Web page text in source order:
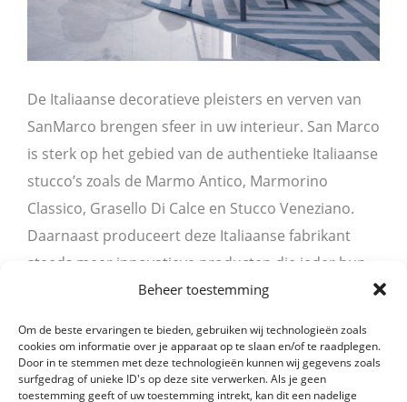
Beheer toestemming
Om de beste ervaringen te bieden, gebruiken wij technologieën zoals
cookies om informatie over je apparaat op te slaan en/of te raadplegen.
Door in te stemmen met deze technologieën kunnen wij gegevens zoals
surfgedrag of unieke ID's op deze site verwerken. Als je geen
toestemming geeft of uw toestemming intrekt, kan dit een nadelige
De Italiaanse decoratieve pleisters en verven van
SanMarco brengen sfeer in uw interieur. San Marco
is sterk op het gebied van de authentieke Italiaanse
stucco’s zoals de Marmo Antico, Marmorino
Classico, Grasello Di Calce en Stucco Veneziano.
Daarnaast produceert deze Italiaanse fabrikant
steeds meer innovatieve producten die ieder hun
eigen effect hebben. Veel producten zijn …